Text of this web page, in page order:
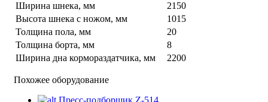
Ширина шнека, мм
2150
Высота шнека с ножом, мм
1015
Толщина пола, мм
20
Толщина борта, мм
8
Ширина дна кормораздатчика, мм
2200
Похожее оборудование
Пресс-подборщик Z-514